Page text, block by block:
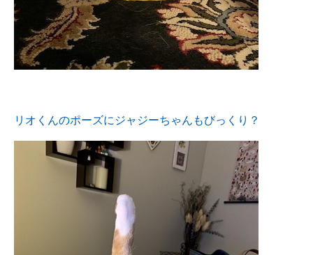
リオくんのポーズにジャジーちゃんもびっくり？